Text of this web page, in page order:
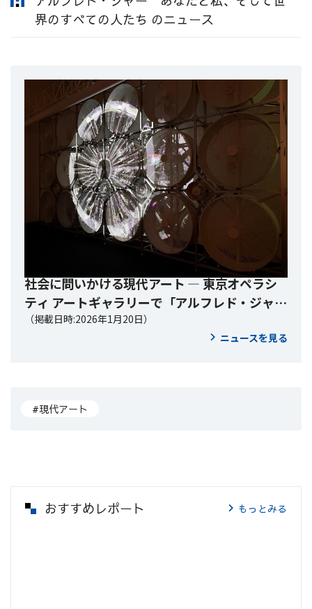
界のすべての人たち のニュース
社会に問いかける現代アート ― 東京オペラシ
ティ アートギャラリーで「アルフレド・ジャ
ー」展
（掲載日時:2026年1月20日）
ニュースを見る
#現代アート
おすすめレポート もっとみる